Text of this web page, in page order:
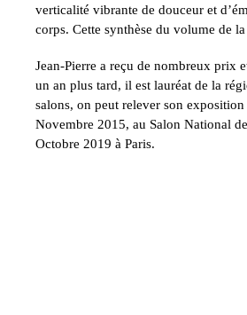
verticalité vibrante de douceur et
corps. Cette synthèse du volume de
Jean-Pierre a reçu de nombreux prix
un an plus tard, il est lauréat de la
salons, on peut relever son
Novembre 2015, au Salon National
Octobre 2019 à Paris.